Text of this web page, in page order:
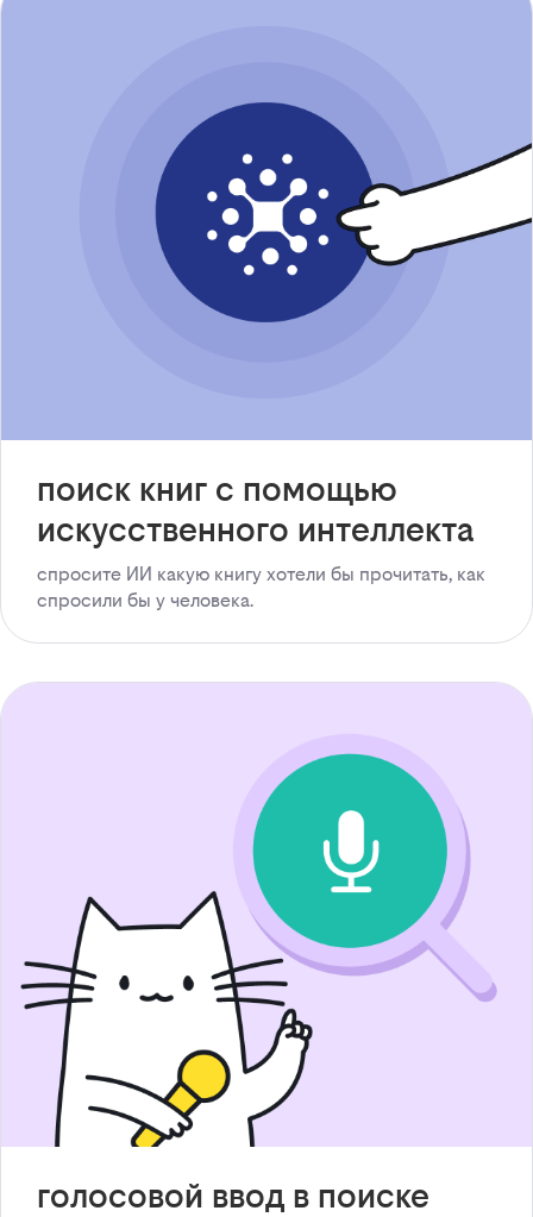
поиск книг с помощью
искусственного интеллекта
спросите ИИ какую книгу хотели бы прочитать, как
спросили бы у человека.
голосовой ввод в поиске